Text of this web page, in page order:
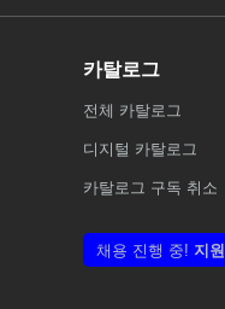
카탈로그
전체 카탈로그
디지털 카탈로그
카탈로그 구독 취소
채용 진행 중! 지